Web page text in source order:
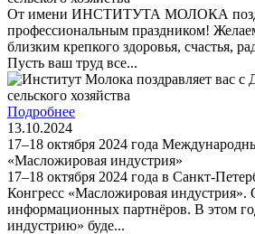
От имени ИНСТИТУТА МОЛОКА
профессиональным праздником!
близким крепкого здоровья, счастья,
Пусть ваш труд все...
Подробнее
13.10.2024
17–18 октября 2024 года
«Масложировая индустрия»
17–18 октября 2024 года в Санкт-
Конгресс «Масложировая
информационных партнёров. В этом
индустрию» буде...